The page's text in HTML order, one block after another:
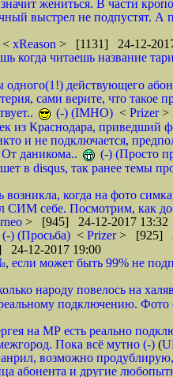
жениться. В части
выстрел не подпустят. А
< xReason > [1131] 24-12-
когда читаешь название
одного(1!) действующего
сами верите, что такое
(-) (IMHO) < Prizer>
из Краснодара, приведший
и не подключается,
От даникома..
(-) (Просто
в disqus, так ранее темы
когда на фото
СИМ себе. Посмотрим, как
> [945] 24-12-2017 13:32
(-) (Просьба) < Prizer> [925]
12-2017 19:00
если может быть 99% не
народу повелось на
подключению. Фото
на МР есть реально
Пока всё мутно (-) (
возможно
абонента и другие